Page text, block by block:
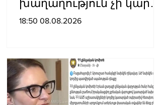
խաղաղություն չի կարող
լինել․ Սաղաթելյան
18:50 08.08.2026